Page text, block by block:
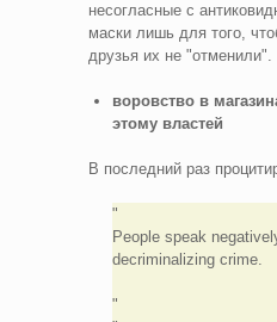
несогласные с
маски лишь для того,
друзья их не "отменили".
воровство в
этому властей
В последний раз
People speak
decriminalizing crime.